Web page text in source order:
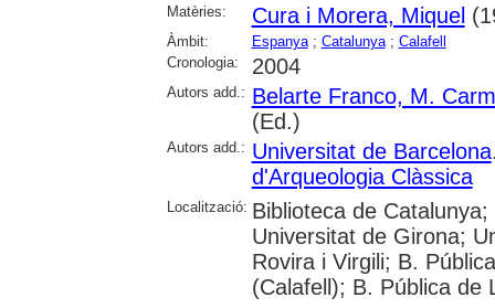
Matèries:
Cura i Morera, Miquel
Àmbit: Espanya; Catalunya; Calafell
Cronologia:
2004
Autors add.: Belarte Franco, M.
(Ed.)
Autors add.: Universitat de Barcelona
d'Arqueologia Clàssica
Localització: Biblioteca de
Universitat de Girona;
Rovira i Virgili; B.
(Calafell); B. Pública de